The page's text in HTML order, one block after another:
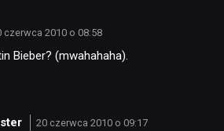
czerwca 2010 o 08:58
Bieber? (mwahahaha).
20 czerwca 2010 o 09:17